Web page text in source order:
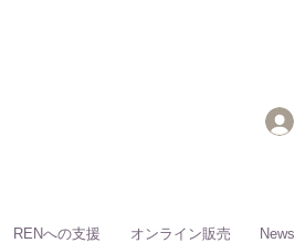
RENへの支援 オンライン販売 News